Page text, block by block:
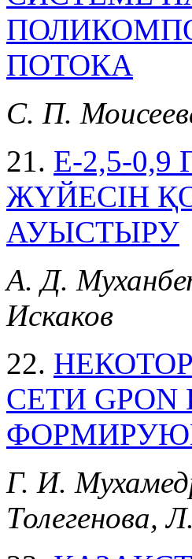
ПОТОКА
С. П.
21. Е-2,5-
ЖҮЙЕСІН
АУЫСТЫРУ
А. Д.
Искаков
22.
СЕТИ
Г. И.
Толегенова,